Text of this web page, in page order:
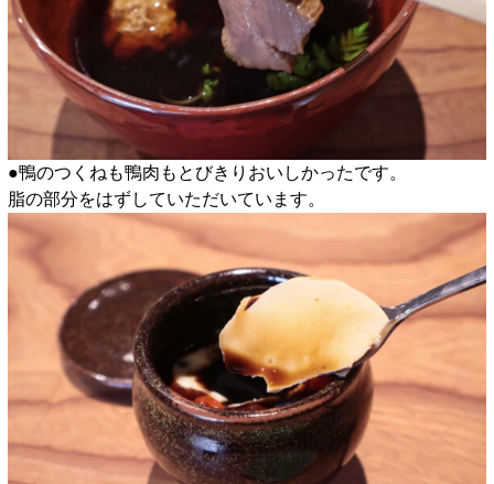
●鴨のつくねも鴨肉もとびきりおいしかったです。
脂の部分をはずしていただいています。